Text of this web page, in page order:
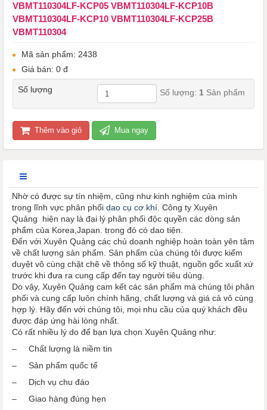
VBMT110304LF-KCP05 VBMT110304LF-KCP10B
VBMT110304LF-KCP10 VBMT110304LF-KCP25B
VBMT110304
Mã sản phẩm: 2438
Giá bán: 0 đ
Số lượng Số lượng: 1 Sản phẩm
Thêm vào giỏ Mua ngay
Nhờ có được sự tín nhiệm, cũng như kinh nghiệm của mình
trong lĩnh vực phân phối dao cụ cơ khí . Công ty Xuyên
Quảng hiện nay là đại lý phân phối độc quyền các dòng sản
phẩm của Korea,Japan. trong đó có dao tiện.
Đến với Xuyên Quảng các chủ doanh nghiệp hoàn toàn yên tâm
về chất lượng sản phẩm. Sản phẩm của chúng tôi được kiểm
duyệt vô cùng chặt chẽ về thông số kỹ thuật, nguồn gốc xuất xứ
trước khi đưa ra cung cấp đến tay người tiêu dùng.
Do vậy, Xuyên Quảng cam kết các sản phẩm mà chúng tôi phân
phối và cung cấp luôn chính hãng, chất lượng và giá cả vô cùng
hợp lý. Hãy đến với chúng tôi, mọi nhu cầu của quý khách đều
được đáp ứng hài lòng nhất.
Có rất nhiều lý do để bạn lựa chọn Xuyên Quảng như:
– Chất lượng là niềm tin
– Sản phẩm quốc tế
– Dịch vụ chu đáo
– Giao hàng đúng hẹn